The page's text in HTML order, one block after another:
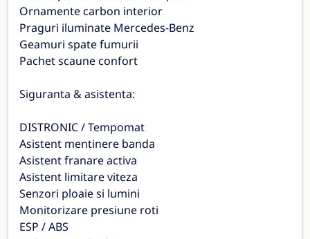
Ornamente carbon interior
Praguri iluminate Mercedes-Benz
Geamuri spate fumurii
Pachet scaune confort
Siguranta & asistenta:
DISTRONIC / Tempomat
Asistent mentinere banda
Asistent franare activa
Asistent limitare viteza
Senzori ploaie si lumini
Monitorizare presiune roti
ESP / ABS